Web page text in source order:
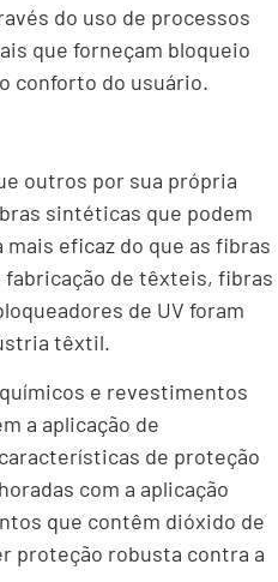
do uso de processos
que forneçam bloqueio
conforto do usuário.
outros por sua própria
sintéticas que podem
eficaz do que as fibras
fabricação de têxteis, fibras
de UV foram
têxtil.
e revestimentos
a aplicação de
de proteção
com a aplicação
que contêm dióxido de
proteção robusta contra a